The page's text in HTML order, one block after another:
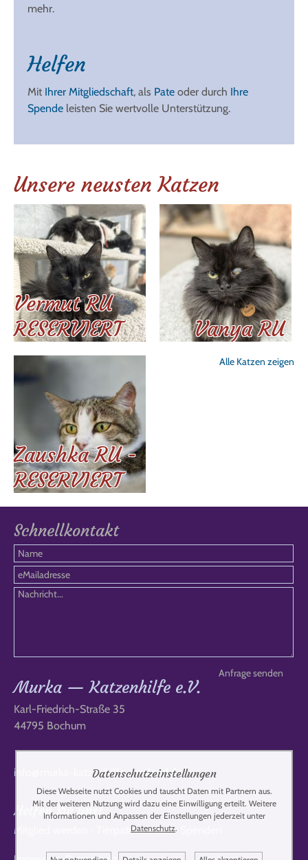
mehr.
Helfen
Mit Ihrer Mitgliedschaft, als Pate oder durch Ihre
Spende leisten Sie wertvolle Unterstützung.
Unsere neusten Katzen
Vermut RU
RESERVIERT
Vanya RU
Zaushka RU -
RESERVIERT
Alle Katzen zeigen
Schnellkontakt
Murka — Katzenhilfe e.V.
Karl-Friedrich-Straße 35
44795 Bochum
info@murka-katzenhilfe-russland.de
Helfen Sie uns!
Mitglied werden Tierpate werden·
Datenschutzeinstellungen
Diese Webseite nutzt Cookies und tauscht Daten mit Partnern aus.
Mit der weiteren Nutzung wird dazu eine Einwilligung erteilt. Weitere
Informationen und Anpassen der Einstellungen jederzeit unter
Datenschutz.